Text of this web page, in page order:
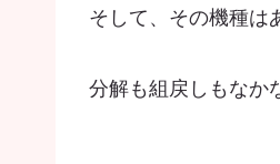
そして、その機種は
分解も組戻しもなか